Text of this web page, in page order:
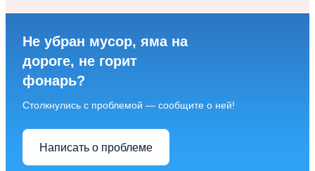
Не убран мусор, яма на
дороге, не горит
фонарь?
Столкнулись с проблемой — сообщите о ней!
Написать о проблеме